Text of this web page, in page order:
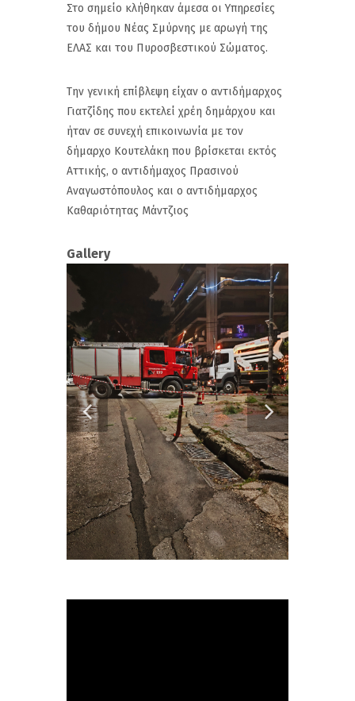
Στο σημείο κλήθηκαν άμεσα οι Υπηρεσίες
του δήμου Νέας Σμύρνης με αρωγή της
ΕΛΑΣ και του Πυροσβεστικού Σώματος.
Την γενική επίβλεψη είχαν ο αντιδήμαρχος
Γιατζίδης που εκτελεί χρέη δημάρχου και
ήταν σε συνεχή επικοινωνία με τον
δήμαρχο Κουτελάκη που βρίσκεται εκτός
Αττικής, ο αντιδήμαχος Πρασινού
Αναγωστόπουλος και ο αντιδήμαρχος
Καθαριότητας Μάντζιος
Gallery